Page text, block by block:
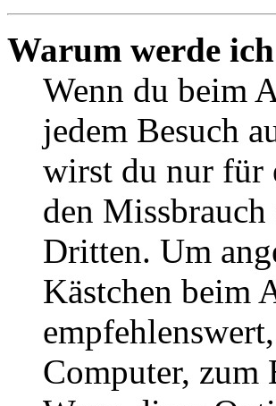
Warum werde
Wenn du beim
jedem Besuch
wirst du nur für
den
Dritten. Um
Kästchen beim
Computer, zum